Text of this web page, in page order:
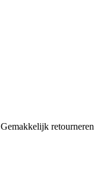
Gemakkelijk retourneren